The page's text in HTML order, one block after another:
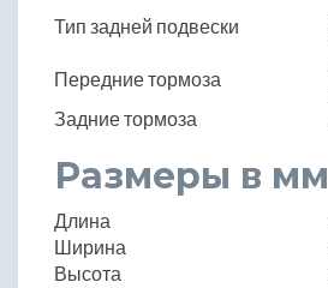
Тип задней подвески
Передние тормоза
Задние тормоза
Размеры в мм
Длина
Ширина
Высота